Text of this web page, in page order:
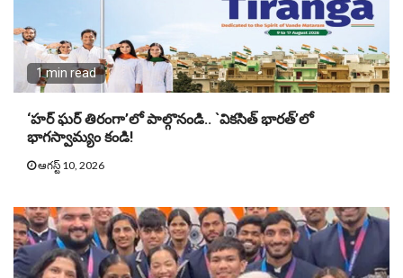
1 min read
‘హర్ ఘర్ తిరంగా’లో పాల్గొనండి.. `వికసిత్ భారత్’లో
భాగస్వామ్యం కండి!
ఆగస్ట్ 10, 2026